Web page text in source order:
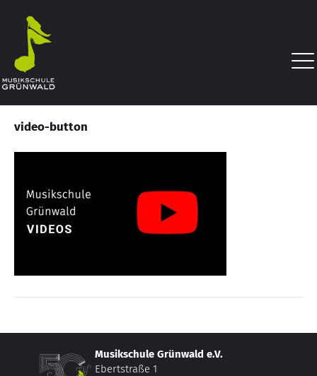
video-button
Musikschule Grünwald e.V.
Ebertstraße 1